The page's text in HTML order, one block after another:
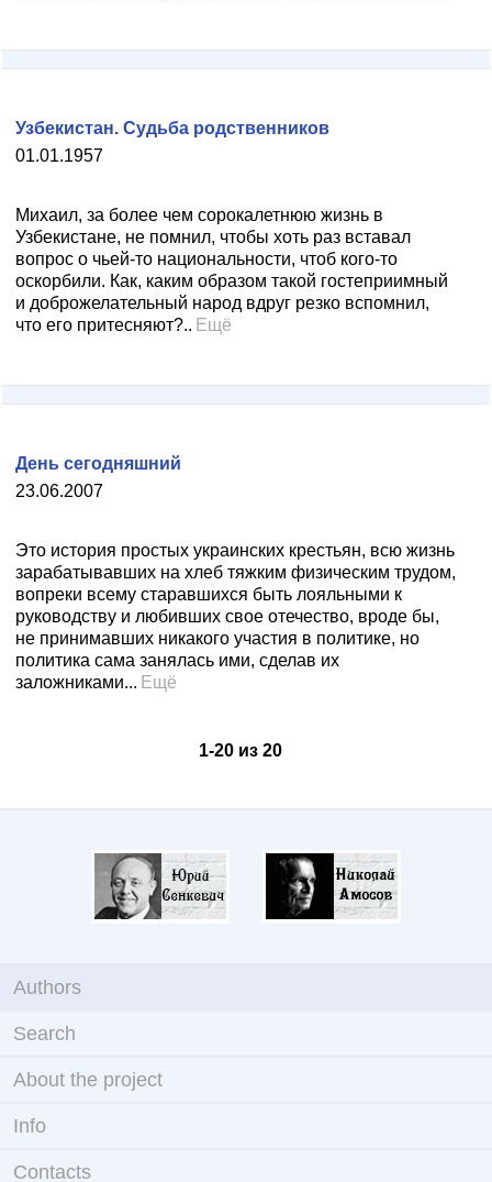
01.01.1957
Узбекистан. Судьба родственников
Михаил, за более чем сорокалетнюю жизнь в
Узбекистане, не помнил, чтобы хоть раз вставал
вопрос о чьей-то национальности, чтоб кого-то
оскорбили. Как, каким образом такой гостеприимный
и доброжелательный народ вдруг резко вспомнил,
что его притесняют?.. Ещё
23.06.2007
День сегодняшний
Это история простых украинских крестьян, всю жизнь
зарабатывавших на хлеб тяжким физическим трудом,
вопреки всему старавшихся быть лояльными к
руководству и любивших свое отечество, вроде бы,
не принимавших никакого участия в политике, но
политика сама занялась ими, сделав их
заложниками... Ещё
1-20 из 20
Authors
Search
About the project
Info
Contacts